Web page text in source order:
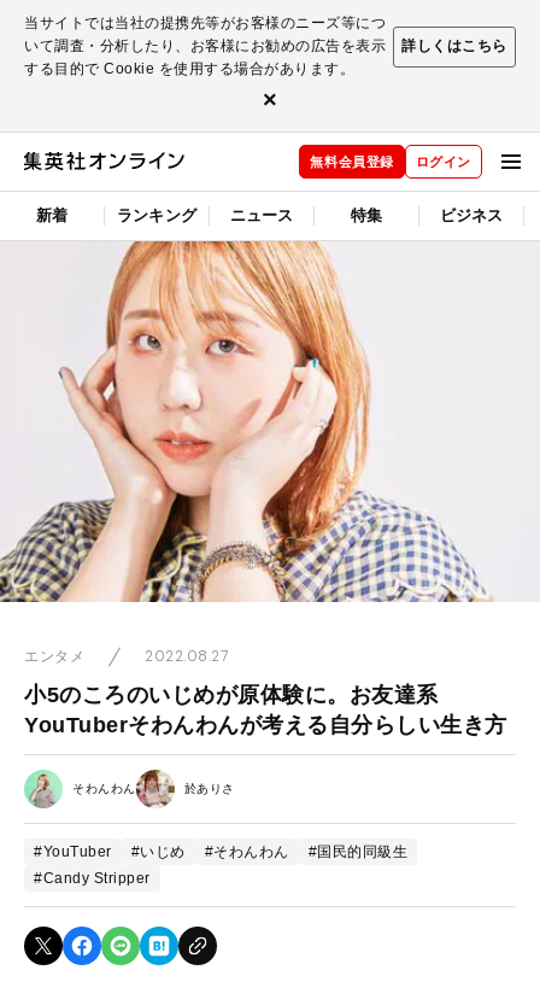
当サイトでは当社の提携先等がお客様のニーズ等につ
いて調査・分析したり、お客様にお勧めの広告を表示
する目的で Cookie を使用する場合があります。
詳しくはこちら
×
無料会員登録 ログイン
新着 ランキング ニュース 特集 ビジネス
エンタメ 2022.08.27
小5のころのいじめが原体験に。お友達系
YouTuberそわんわんが考える自分らしい生き方
そわんわん 於ありさ
#YouTuber #いじめ #そわんわん
#国民的同級生
#Candy Stripper